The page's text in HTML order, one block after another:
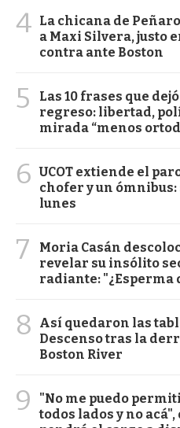
4 La chicana de
a Maxi Silvera, justo
contra ante Boston
5
Las 10 frases que
regreso: libertad,
mirada “menos
6 UCOT extiende el
chofer y un
lunes
7
Moria Casán
revelar su insólito
radiante: "¿Esperma
8
Así quedaron las
Descenso tras la
Boston River
9
"No me puedo
todos lados y no